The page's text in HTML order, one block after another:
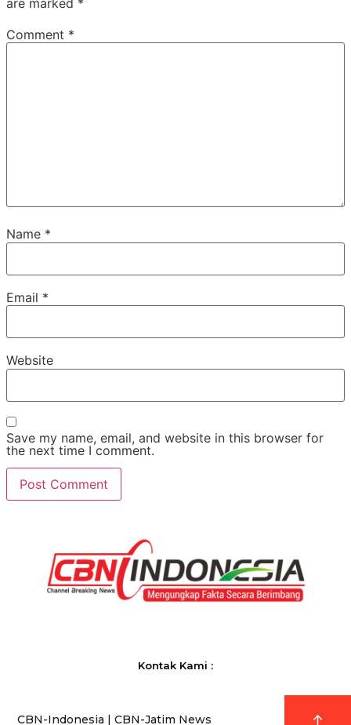
Comment *
Name *
Email *
Website
Save my name, email, and website in this browser for
the next time I comment.
Kontak Kami :
CBN-Indonesia | CBN-Jatim News